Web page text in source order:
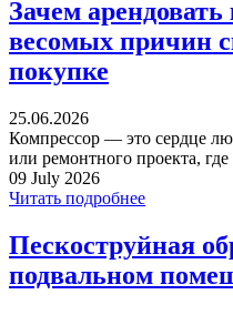
Зачем
весомых причин
покупке
25.06.2026
Компрессор — это сердце
или ремонтного проекта, где
09 July 2026
Читать подробнее
Пескоструйная
подвальном